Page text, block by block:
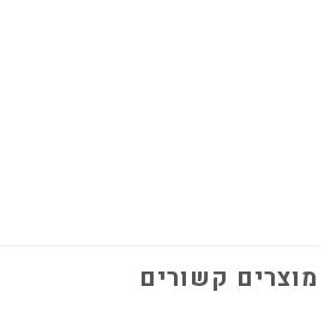
מוצרים קשורים